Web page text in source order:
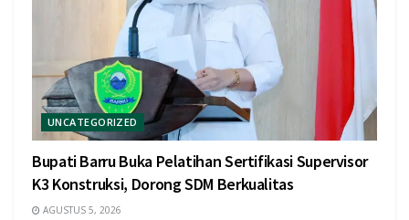
UNCATEGORIZED
Bupati Barru Buka Pelatihan Sertifikasi Supervisor
K3 Konstruksi, Dorong SDM Berkualitas
AGUSTUS 5, 2026